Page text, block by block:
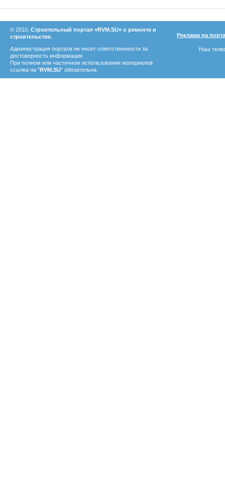
© 2010, Строительный портал «RVM.SU» о ремонте и
строительстве.
Администрация портала не несет ответственности за
достоверность информации.
При полном или частичном использовании материалов
ссылка на "RVM.SU" обязательна.
Реклама на
Наш